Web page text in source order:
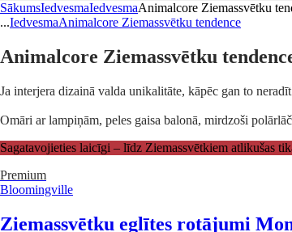
SākumsIedvesmaIedvesmaAnimalcore Ziemassvētku
...IedvesmaAnimalcore Ziemassvētku tendence
Animalcore Ziemassvētku
Ja interjera dizainā valda unikalitāte, kāpēc gan to
Omāri ar lampiņām, peles gaisa balonā, mirdzoši
Sagatavojieties laicīgi – līdz Ziemassvētkiem atlikušas
Premium
Bloomingville
Ziemassvētku eglītes rotājumi